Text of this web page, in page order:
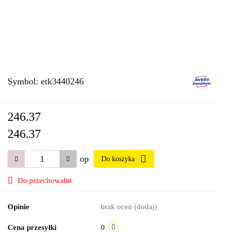
Symbol: etk3440246
246.37
246.37
op Do koszyka
Do przechowalni
Opinie brak ocen (dodaj)
Cena przesyłki 0